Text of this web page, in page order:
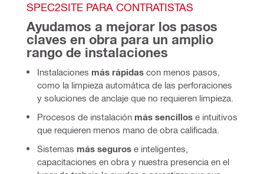
SPEC2SITE PARA CONTRATISTAS
Ayudamos a mejorar los pasos
claves en obra para un amplio
rango de instalaciones
Instalaciones más rápidas con menos pasos,
como la limpieza automática de las perforaciones
y soluciones de anclaje que no requieren limpieza.
Procesos de instalación más sencillos e intuitivos
que requieren menos mano de obra calificada.
Sistemas más seguros e inteligentes,
capacitaciones en obra y nuestra presencia en el